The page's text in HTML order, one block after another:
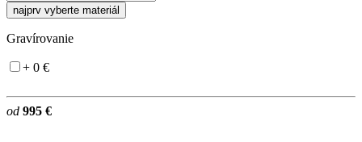
najprv vyberte materiál
Gravírovanie
+ 0 €
od 995 €